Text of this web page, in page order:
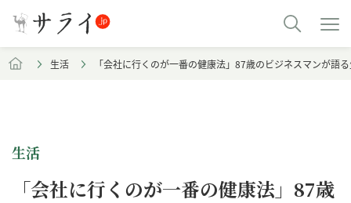
生活 「会社に行くのが一番の健康法」87歳のビジネスマンが語
生活
「会社に行くのが一番の健康法」87歳